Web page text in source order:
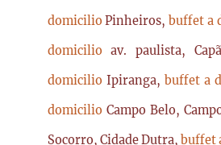
domicilioPinheiros,buffet a
domicilioav. paulista,
domicilio Ipiranga, buffet a
domicilio Campo Belo,
Socorro, Cidade Dutra, buffet